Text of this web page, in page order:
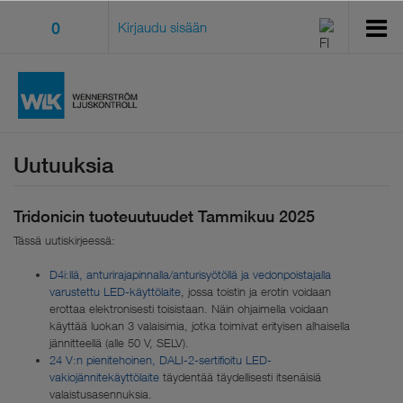
0 Kirjaudu sisään
Uutuuksia
Tridonicin tuoteuutuudet Tammikuu 2025
Tässä uutiskirjeessä:
D4i:llä, anturirajapinnalla/anturisyötöllä ja vedonpoistajalla
varustettu LED-käyttölaite , jossa toistin ja erotin voidaan
erottaa elektronisesti toisistaan. Näin ohjaimella voidaan
käyttää luokan 3 valaisimia, jotka toimivat erityisen alhaisella
jännitteellä (alle 50 V, SELV).
24 V:n pienitehoinen, DALI-2-sertifioitu LED-
vakiojännitekäyttölaite täydentää täydellisesti itsenäisiä
valaistusasennuksia.